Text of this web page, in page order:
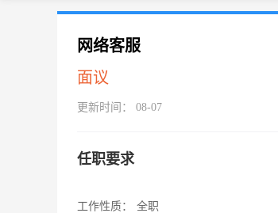
网络客服
面议
更新时间： 08-07
任职要求
工作性质：
全职